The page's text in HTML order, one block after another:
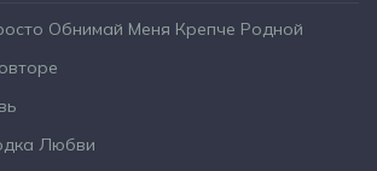
Обнимай Меня Крепче Родной
Любви